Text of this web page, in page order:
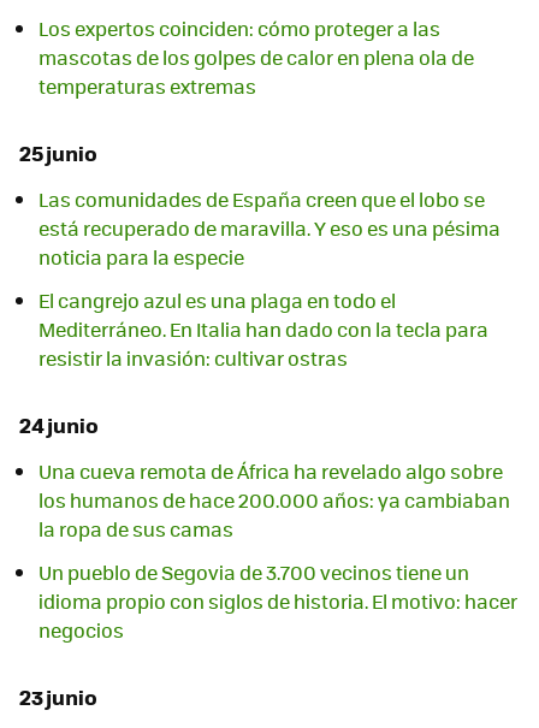
Los expertos coinciden: cómo proteger a las
mascotas de los golpes de calor en plena ola de
temperaturas extremas
25 junio
Las comunidades de España creen que el lobo se
está recuperado de maravilla. Y eso es una pésima
noticia para la especie
El cangrejo azul es una plaga en todo el
Mediterráneo. En Italia han dado con la tecla para
resistir la invasión: cultivar ostras
24 junio
Una cueva remota de África ha revelado algo sobre
los humanos de hace 200.000 años: ya cambiaban
la ropa de sus camas
Un pueblo de Segovia de 3.700 vecinos tiene un
idioma propio con siglos de historia. El motivo: hacer
negocios
23 junio